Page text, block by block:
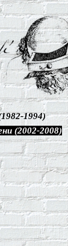
1994)
(2002-2008)